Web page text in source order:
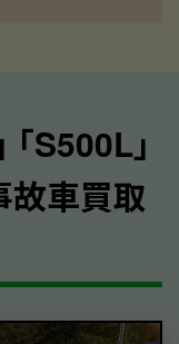
｢S500L｣
故車買取